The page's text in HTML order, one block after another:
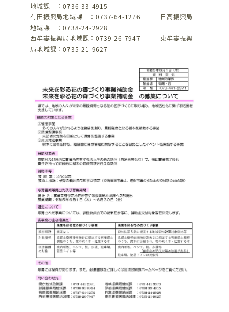
地域課 ：0736-33-4915
有田振興局地域課 ：0737-64-1276 日高振興局
地域課 ：0738-24-2928
西牟婁振興局地域課：0739-26-7947 東牟婁振興
局地域課：0735-21-9627